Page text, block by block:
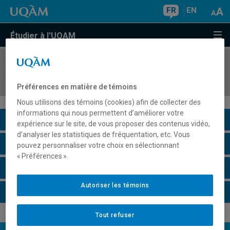
FR EN
Étudier à l'UQAM
COURS//
Description du cours
Horaire - Été 2026
Préférences en matière de témoins
Nous utilisons des témoins (cookies) afin de collecter des
informations qui nous permettent d’améliorer votre
expérience sur le site, de vous proposer des contenus vidéo,
d’analyser les statistiques de fréquentation, etc. Vous
pouvez personnaliser votre choix en sélectionnant
« Préférences ».
Tout refuser
Autoriser les témoins